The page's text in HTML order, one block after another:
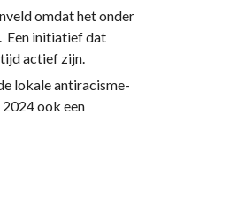
omdat het onder
Een initiatief dat
actief zijn.
lokale antiracisme-
ook een